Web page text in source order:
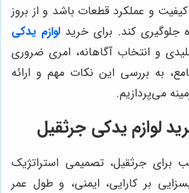
و عملکرد قطعات باشد و از بروز
جلوگیری کند. برای خرید لوازم یدکی
و انتخاب آگاهانه، امری ضروری
به بررسی این نکات مهم و ارائه
می‌پردازیم.
لوازم یدکی جرثقیل
برای جرثقیل، تصمیمی استراتژیک
بر کارایی، ایمنی، و طول عمر